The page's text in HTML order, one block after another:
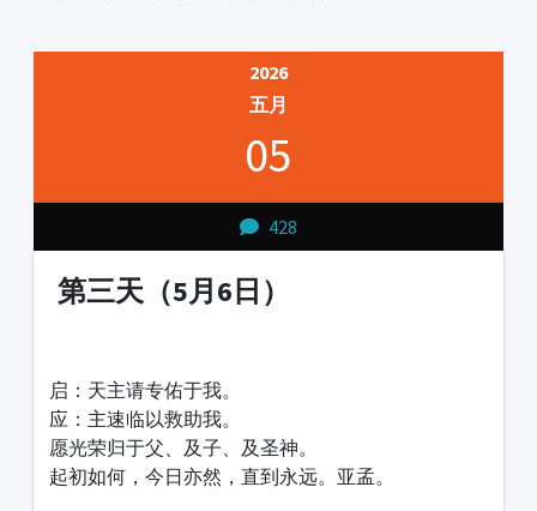
2026
五月
05
428
第三天（5月6日）
启：天主请专佑于我。
应：主速临以救助我。
愿光荣归于父、及子、及圣神。
起初如何，今日亦然，直到永远。亚孟。